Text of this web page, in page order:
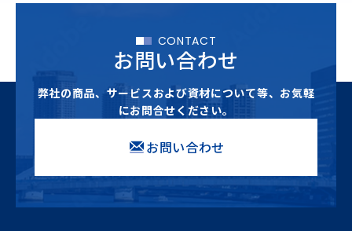
CONTACT
お問い合わせ
弊社の商品、サービスおよび資材について等、 お気軽
にお問合せください。
お問い合わせ